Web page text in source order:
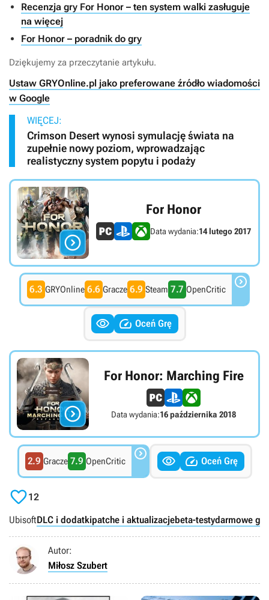
Recenzja gry For Honor – ten system walki zasługuje
na więcej
For Honor – poradnik do gry
Dziękujemy za przeczytanie artykułu.
Ustaw GRYOnline.pl jako preferowane źródło wiadomości
w Google
WIĘCEJ:
Crimson Desert wynosi symulację świata na
zupełnie nowy poziom, wprowadzając
realistyczny system popytu i podaży

For Honor
Data wydania:14 lutego 2017
6.3 GRYOnline 6.6 Gracze 6.9 Steam 7.7 OpenCritic 
  Oceń Grę

For Honor: Marching Fire
Data wydania:16 października 2018
2.9 Gracze 7.9 OpenCritic    Oceń Grę
12
UbisoftDLC i dodatkipatche i aktualizacjebeta-testydarmowe
Autor:
Miłosz Szubert